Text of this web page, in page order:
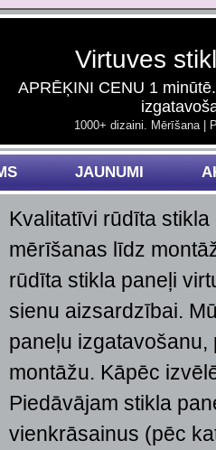
Virtuves
APRĒĶINI CENU 1
1000+ dizaini. Mērīšana |
JAUNUMI
Kvalitatīvi rūdīta
mērīšanas līdz
rūdīta stikla paneļi
sienu aizsardzībai.
paneļu
montāžu. Kāpēc
Piedāvājam stikla
vienkrāsainus (pēc